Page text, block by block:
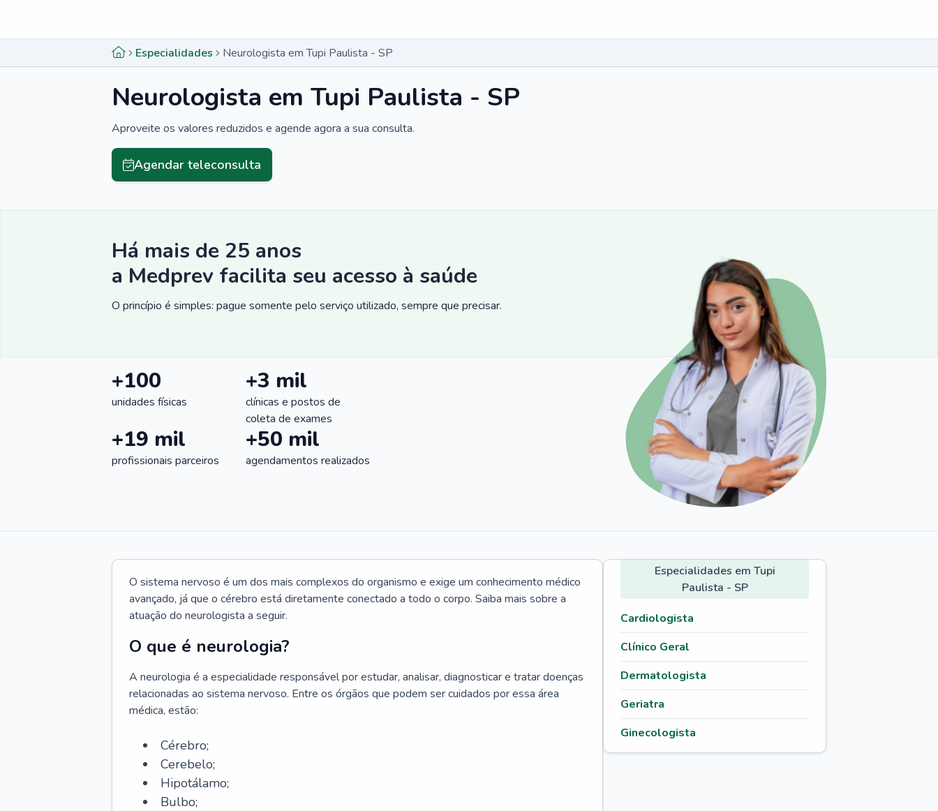
Especialidades Neurologista em Tupi Paulista - SP
Neurologista em Tupi Paulista - SP
Aproveite os valores reduzidos e agende agora a sua consulta.
Agendar teleconsulta
Há mais de 25 anos
a Medprev facilita seu acesso à saúde
O princípio é simples: pague somente pelo serviço utilizado, sempre que precisar.
+100
unidades físicas
+3 mil
clínicas e postos de
coleta de exames
+19 mil
profissionais parceiros
+50 mil
agendamentos realizados
O sistema nervoso é um dos mais complexos do organismo e exige um conhecimento médico
avançado, já que o cérebro está diretamente conectado a todo o corpo. Saiba mais sobre a
atuação do neurologista a seguir.
O que é neurologia?
A neurologia é a especialidade responsável por estudar, analisar, diagnosticar e tratar doenças
relacionadas ao sistema nervoso. Entre os órgãos que podem ser cuidados por essa área
médica, estão:
Cérebro;
Cerebelo;
Hipotálamo;
Bulbo;
Especialidades em Tupi
Paulista - SP
Cardiologista
Clínico Geral
Dermatologista
Geriatra
Ginecologista